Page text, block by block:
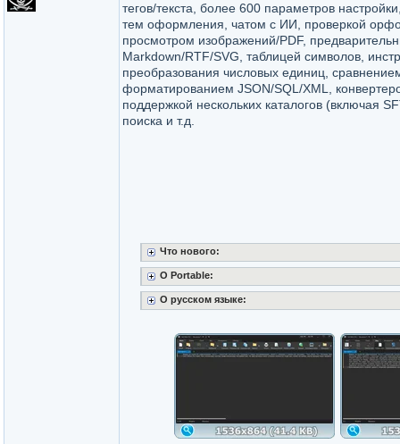
тегов/текста, более 600 параметров
тем оформления, чатом с ИИ, проверкой
просмотром изображений/PDF,
Markdown/RTF/SVG, таблицей символов,
преобразования числовых единиц,
форматированием JSON/SQL/XML,
поддержкой нескольких каталогов (включая
поиска и т.д.
Что нового:
O Portable:
О русском языке: